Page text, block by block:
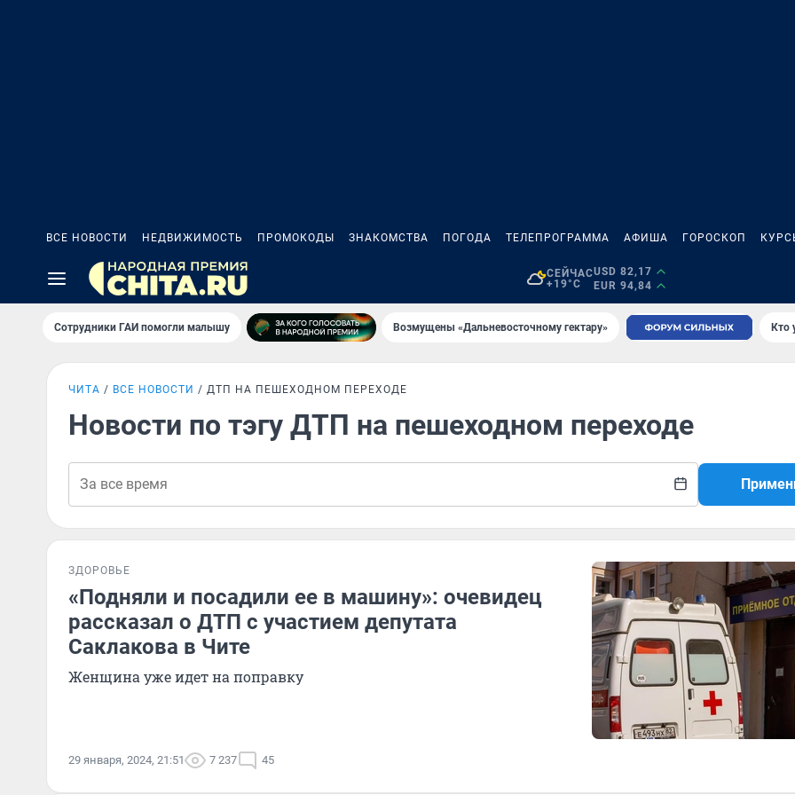
ВСЕ НОВОСТИ НЕДВИЖИМОСТЬ ПРОМОКОДЫ ЗНАКОМСТВА ПОГОДА ТЕЛЕПРОГРАММА АФИША ГОРОСКОП
СЕЙЧАС
+19°C
USD 82,17
EUR 94,84
Сотрудники ГАИ помогли малышу Возмущены «Дальневосточному гектару» Кто
ЧИТА ВСЕ НОВОСТИ ДТП НА ПЕШЕХОДНОМ ПЕРЕХОДЕ
Новости по тэгу ДТП на пешеходном переходе
ЗДОРОВЬЕ
«Подняли и посадили ее в машину»: очевидец
рассказал о ДТП с участием депутата
Саклакова в Чите
Женщина уже идет на поправку
29 января, 2024, 21:51 7 237 45